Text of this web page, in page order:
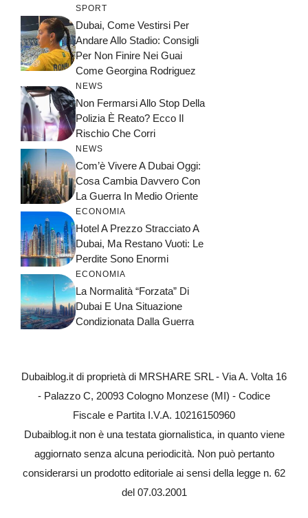
SPORT
Dubai, Come Vestirsi Per
Andare Allo Stadio: Consigli
Per Non Finire Nei Guai
Come Georgina Rodriguez
NEWS
Non Fermarsi Allo Stop Della
Polizia È Reato? Ecco Il
Rischio Che Corri
NEWS
Com’è Vivere A Dubai Oggi:
Cosa Cambia Davvero Con
La Guerra In Medio Oriente
ECONOMIA
Hotel A Prezzo Stracciato A
Dubai, Ma Restano Vuoti: Le
Perdite Sono Enormi
ECONOMIA
La Normalità “forzata” Di
Dubai E Una Situazione
Condizionata Dalla Guerra
Dubaiblog.it di proprietà di MRSHARE SRL - Via A. Volta 16
- Palazzo C, 20093 Cologno Monzese (MI) - Codice
Fiscale e Partita I.V.A. 10216150960
Dubaiblog.it non è una testata giornalistica, in quanto viene
aggiornato senza alcuna periodicità. Non può pertanto
considerarsi un prodotto editoriale ai sensi della legge n. 62
del 07.03.2001